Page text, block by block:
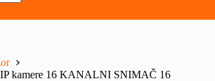
kamere 16 KANALNI SNIMAČ 16